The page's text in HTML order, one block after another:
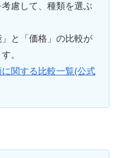
考慮して、種類を選ぶ
と「価格」の比較が
。
関する比較一覧(公式